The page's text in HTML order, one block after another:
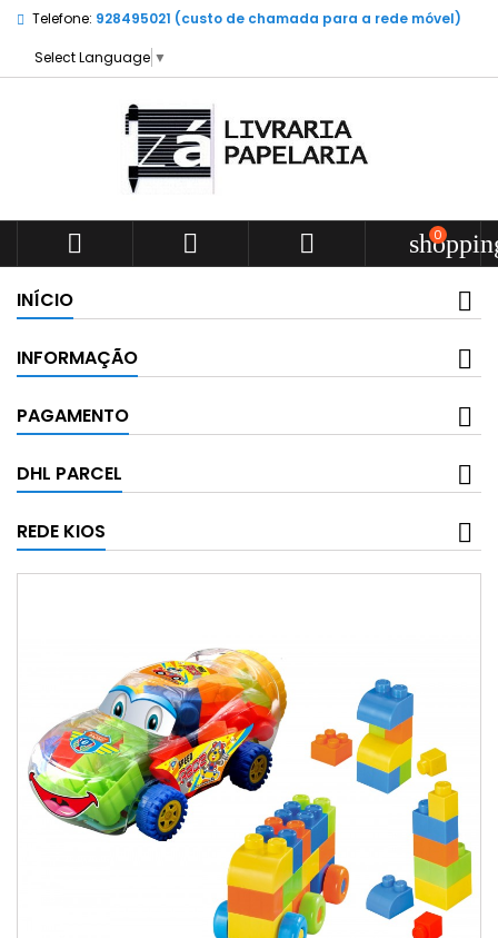
Telefone: 928495021 (custo de chamada para a rede móvel)
Select Language ▼
   0
INÍCIO
INFORMAÇÃO
PAGAMENTO
DHL PARCEL
REDE KIOS